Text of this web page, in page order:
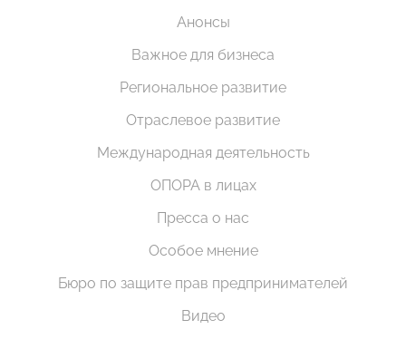
Анонсы
Важное для бизнеса
Региональное развитие
Отраслевое развитие
Международная деятельность
ОПОРА в лицах
Пресса о нас
Особое мнение
Бюро по защите прав предпринимателей
Видео